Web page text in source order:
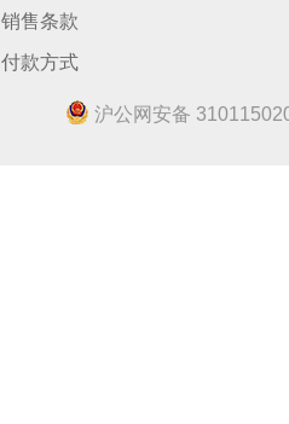
销售条款
付款方式
沪公网安备